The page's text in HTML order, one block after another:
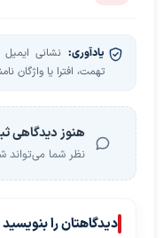
یادآوری: نشانی
تهمت، افترا یا واژگان
هنوز دیدگاهی
نظر شما می‌تواند
دیدگاهتان را بنویسید